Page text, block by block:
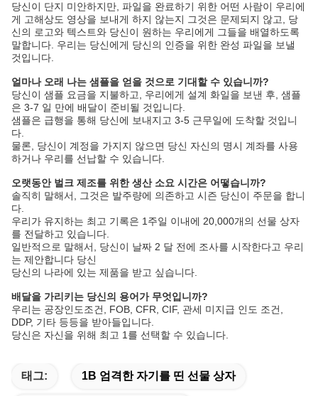
당신이 단지 미안하지만, 파일을 완료하기 위한 어떤 사람이 우리에
게 고해상도 영상을 보내게 하지 않는지 그것은 문제되지 않고, 당
신의 로고와 텍스트와 당신이 원하는 우리에게 그들을 배열하도록
말합니다. 우리는 당신에게 당신의 인증을 위한 완성 파일을 보낼
것입니다.
얼마나 오래 나는 샘플을 얻을 것으로 기대할 수 있습니까?
당신이 샘플 요금을 지불하고, 우리에게 설계 화일을 보낸 후, 샘플
은 3-7 일 만에 배달이 준비될 것입니다.
샘플은 급행을 통해 당신에 보내지고 3-5 근무일에 도착할 것입니
다.
물론, 당신이 계정을 가지지 않으면 당신 자신의 명시 계좌를 사용
하거나 우리를 선납할 수 있습니다.
오랫동안 벌크 제조를 위한 생산 소요 시간은 어떻습니까?
솔직히 말해서, 그것은 발주량에 의존하고 시즌 당신이 주문을 합니
다.
우리가 유지하는 최고 기록은 1주일 이내에 20,000개의 선물 상자
를 전달하고 있습니다.
일반적으로 말해서, 당신이 날짜 2 달 전에 조사를 시작한다고 우리
는 제안합니다 당신
당신의 나라에 있는 제품을 받고 싶습니다.
배달을 가리키는 당신의 용어가 무엇입니까?
우리는 공장인도조건, FOB, CFR, CIF, 관세 미지급 인도 조건,
DDP, 기타 등등을 받아들입니다.
당신은 자신을 위해 최고 1를 선택할 수 있습니다.
태그: 1B 엄격한 자기를 띤 선물 상자